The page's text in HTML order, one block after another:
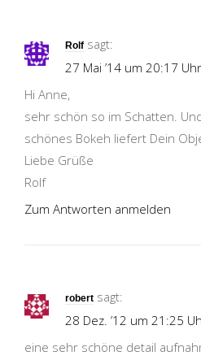
Rolf sagt:
27 Mai ’14 um 20:17 Uhr
Hi Anne,
sehr schön so im Schatten.
schönes Bokeh liefert Dein
Liebe Grüße
Rolf
Zum Antworten anmelden
robert sagt:
28 Dez. ’12 um 21:25
eine sehr schöne detail